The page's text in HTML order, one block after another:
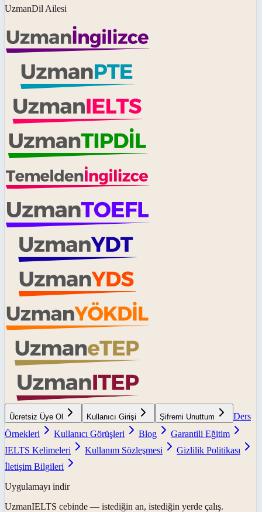
UzmanDil Ailesi
Ücretsiz Üye Ol Kullanıcı Girişi Şifremi Unuttum
Ders
Örnekleri
Kullanıcı Görüşleri Blog
Garantili Eğitim
IELTS Kelimeleri
Kullanım Sözleşmesi
Gizlilik Politikası
İletişim Bilgileri
Uygulamayı indir
UzmanIELTS cebinde — istediğin an, istediğin yerde çalış.